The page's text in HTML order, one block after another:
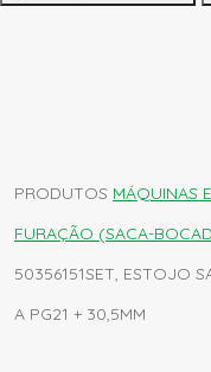
PRODUTOS MÁQUINAS
FURAÇÃO (SACA-
50356151SET, ESTOJO
A PG21 + 30,5MM